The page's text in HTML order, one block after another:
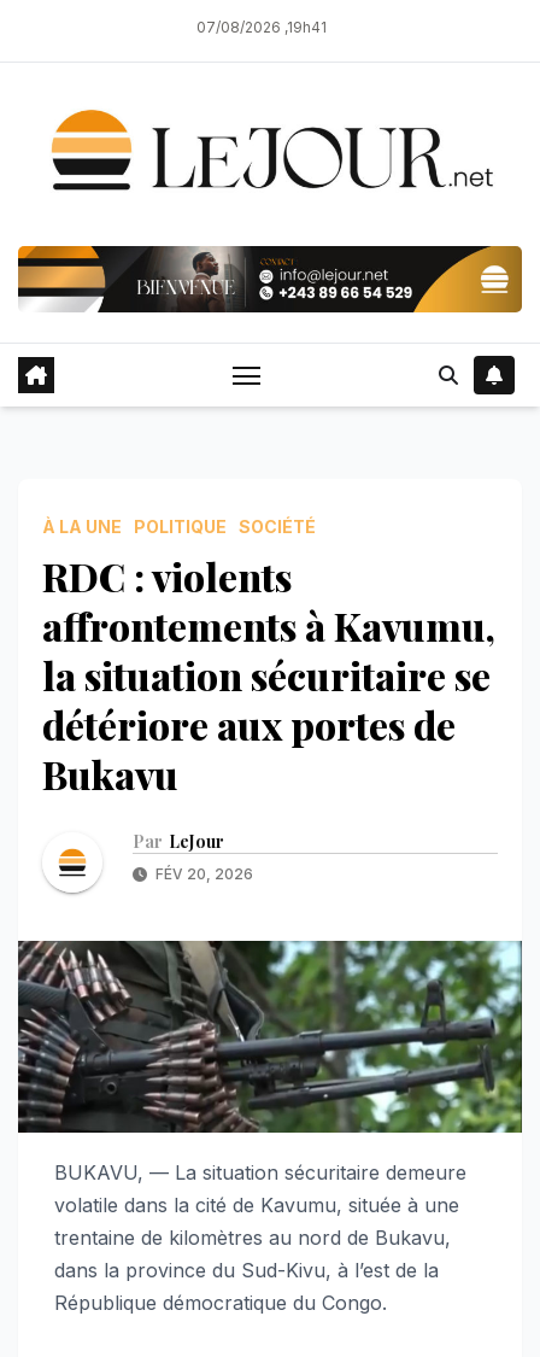
07/08/2026 ,19h41
À LA UNE POLITIQUE SOCIÉTÉ
RDC : violents
affrontements à Kavumu,
la situation sécuritaire se
détériore aux portes de
Bukavu
Par LeJour
FÉV 20, 2026
BUKAVU, — La situation sécuritaire demeure
volatile dans la cité de Kavumu, située à une
trentaine de kilomètres au nord de Bukavu,
dans la province du Sud-Kivu, à l’est de la
République démocratique du Congo.